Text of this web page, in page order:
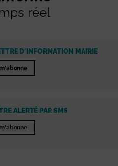
réel
D'INFORMATION MAIRIE
ALERTÉ PAR SMS